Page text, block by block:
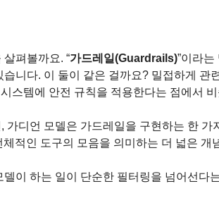
펴볼까요. “가드레일(Guardrails)”이라는
니다. 이 둘이 같은 걸까요? 밀접하게 관
스템에 안전 규칙을 적용한다는 점에서
가디언 모델은 가드레일을 구현하는 한 가
적인 도구의 모음을 의미하는 더 넓은 개
델이 하는 일이 단순한 필터링을 넘어선다